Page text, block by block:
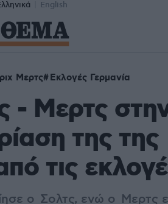
English
Μερτς Εκλογές Γερμανία
- Μερτς
της της
τις
ο Σολτς, ενώ ο Μερτς